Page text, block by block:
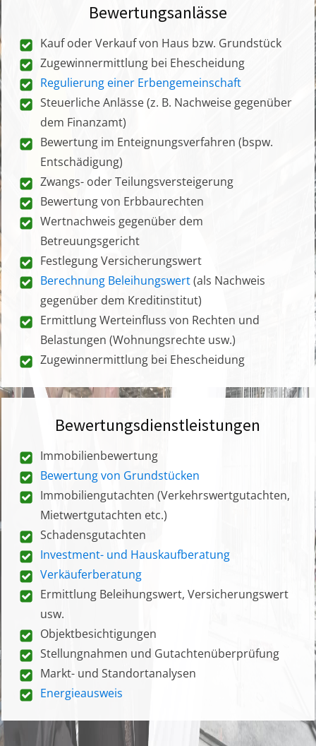
Bewertungsanlässe
Kauf oder Verkauf von Haus bzw. Grundstück
Zugewinnermittlung bei Ehescheidung
Regulierung einer Erbengemeinschaft
Steuerliche Anlässe (z. B. Nachweise gegenüber
dem Finanzamt)
Bewertung im Enteignungsverfahren (bspw.
Entschädigung)
Zwangs- oder Teilungsversteigerung
Bewertung von Erbbaurechten
Wertnachweis gegenüber dem
Betreuungsgericht
Festlegung Versicherungswert
Berechnung Beleihungswert(als Nachweis
gegenüber dem Kreditinstitut)
Ermittlung Werteinfluss von Rechten und
Belastungen (Wohnungsrechte usw.)
Zugewinnermittlung bei Ehescheidung
Bewertungsdienstleistungen
Immobilienbewertung
Bewertung von Grundstücken
Immobiliengutachten (Verkehrswertgutachten,
Mietwertgutachten etc.)
Schadensgutachten
Investment- und Hauskaufberatung
Verkäuferberatung
Ermittlung Beleihungswert, Versicherungswert
usw.
Objektbesichtigungen
Stellungnahmen und Gutachtenüberprüfung
Markt- und Standortanalysen
Energieausweis